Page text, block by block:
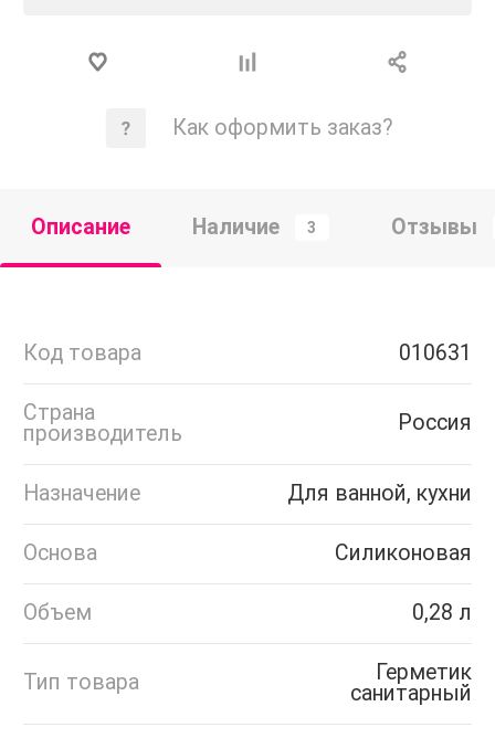
Как оформить заказ?
Описание Наличие 3 Отзывы
Код товара 010631
Страна
производитель
Россия
Назначение Для ванной, кухни
Основа Силиконовая
Объем 0,28 л
Тип товара
Герметик
санитарный